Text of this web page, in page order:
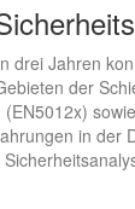
drei Jahren
der
(EN5012x)
in der